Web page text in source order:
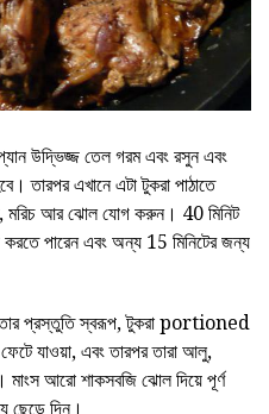
উদ্ভিজ্জ তেল গরম এবং রসুন এবং
তারপর এখানে এটা টুকরা পাঠাতে
মরিচ আর ঝোল যোগ করুন। 40 মিনিট
পারেন এবং অন্য 15 মিনিটের জন্য
তার প্রস্তুতি স্বরূপ, টুকরা portioned
যাওয়া, এবং তারপর তারা আলু,
আরো শাকসবজি ঝোল দিয়ে পূর্ণ
ছেড়ে দিন।